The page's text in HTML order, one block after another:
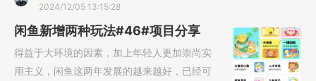
2024/12/05 13:15:28
闲鱼新增两种玩法#46#项目分享
得益于大环境的因素，加上年轻人更加崇尚实
用主义，闲鱼这两年发展的越来越好，已经可